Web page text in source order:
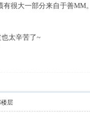
很大一部分来自于善MM。
太辛苦了~
层